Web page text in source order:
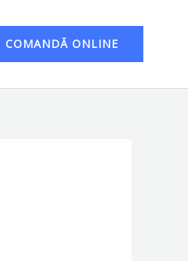
COMANDĂ ONLINE